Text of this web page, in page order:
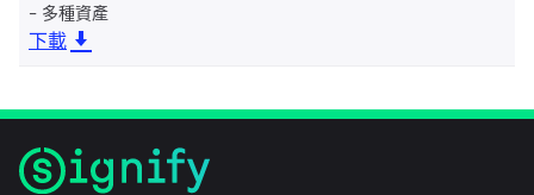
多種資產
下載